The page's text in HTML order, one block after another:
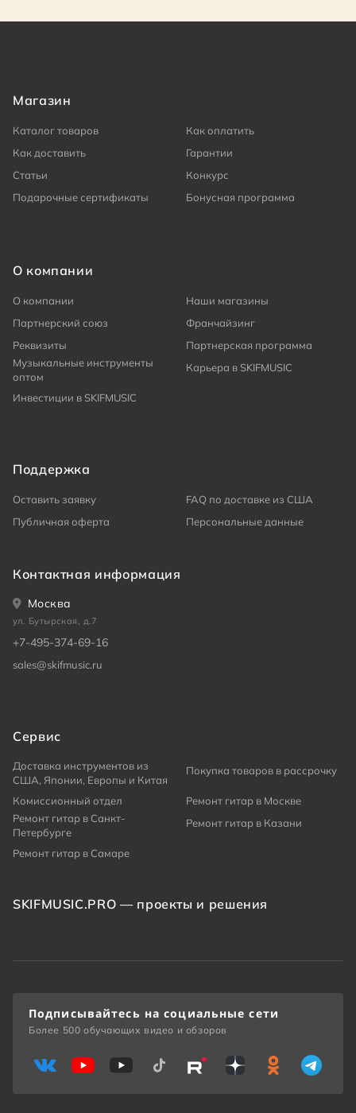
Магазин
Каталог товаров
Как оплатить
Как доставить
Гарантии
Статьи
Конкурс
Подарочные сертификаты
Бонусная программа
О компании
О компании
Наши магазины
Партнерский союз
Франчайзинг
Реквизиты
Партнерская программа
Музыкальные инструменты
оптом
Карьера в SKIFMUSIC
Инвестиции в SKIFMUSIC
Поддержка
Оставить заявку
FAQ по доставке из США
Публичная оферта
Персональные данные
Контактная информация
Москва
ул. Бутырская, д.7
+7-495-374-69-16
sales@skifmusic.ru
Сервис
Доставка инструментов из
США, Японии, Европы и Китая
Покупка товаров в рассрочку
Комиссионный отдел
Ремонт гитар в Москве
Ремонт гитар в Санкт-
Петербурге
Ремонт гитар в Казани
Ремонт гитар в Самаре
SKIFMUSIC.PRO — проекты и решения
Подписывайтесь на социальные сети
Более 500 обучающих видео и обзоров